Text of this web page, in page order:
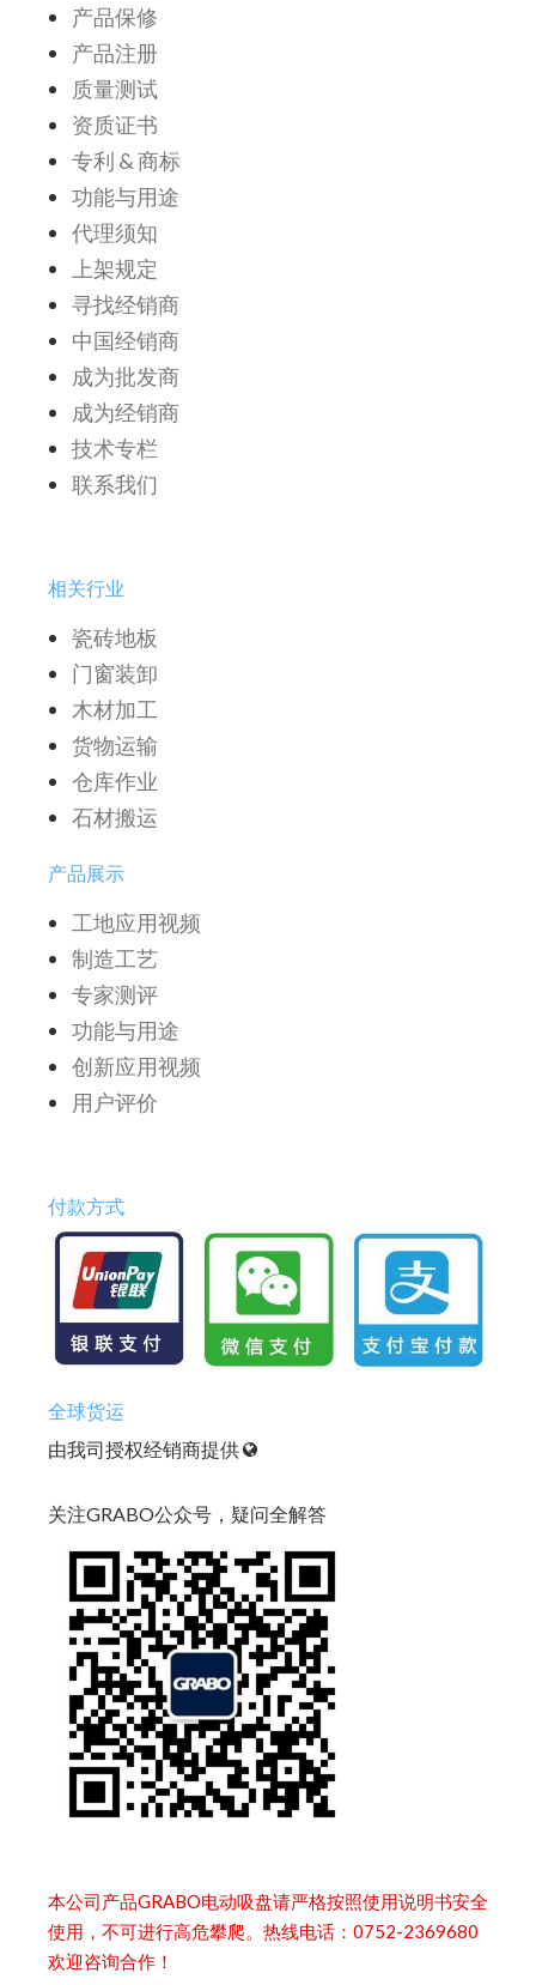
产品保修
产品注册
质量测试
资质证书
专利 & 商标
功能与用途
代理须知
上架规定
寻找经销商
中国经销商
成为批发商
成为经销商
技术专栏
联系我们
相关行业
瓷砖地板
门窗装卸
木材加工
货物运输
仓库作业
石材搬运
产品展示
工地应用视频
制造工艺
专家测评
功能与用途
创新应用视频
用户评价
付款方式
全球货运
由我司授权经销商提供
关注GRABO公众号，疑问全解答
本公司产品GRABO电动吸盘请严格按照使用说明书安全
使用，不可进行高危攀爬。热线电话：0752-2369680
欢迎咨询合作！